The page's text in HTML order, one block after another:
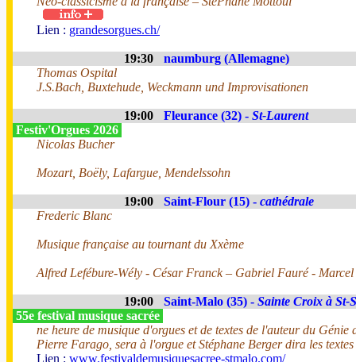
Lien : grandesorgues.ch/
19:30
naumburg (Allemagne)
Thomas Ospital
J.S.Bach, Buxtehude, Weckmann und Improvisationen
19:00 Fleurance (32) - St-Laurent
Festiv'Orgues 2026
Nicolas Bucher
Mozart, Boëly, Lafargue, Mendelssohn
19:00 Saint-Flour (15) - cathédrale
Frederic Blanc
Musique française au tournant du Xxème
Alfred Lefébure-Wély - César Franck – Gabriel Fauré -
19:00 Saint-Malo (35) - Sainte Croix à St-
55e festival musique sacrée
ne heure de musique d'orgues et de textes de l'auteur du
Pierre Farago, sera à l'orgue et Stéphane Berger dira les
Lien : www.festivaldemusiquesacree-stmalo.com/